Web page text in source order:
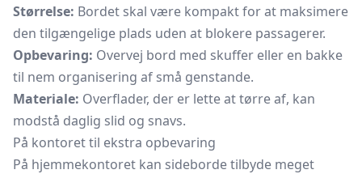
Størrelse: Bordet skal være kompakt for at maksimere
den tilgængelige plads uden at blokere passagerer.
Opbevaring: Overvej bord med skuffer eller en bakke
til nem organisering af små genstande.
Materiale: Overflader, der er lette at tørre af, kan
modstå daglig slid og snavs.
På kontoret til ekstra opbevaring
På hjemmekontoret kan sideborde tilbyde meget